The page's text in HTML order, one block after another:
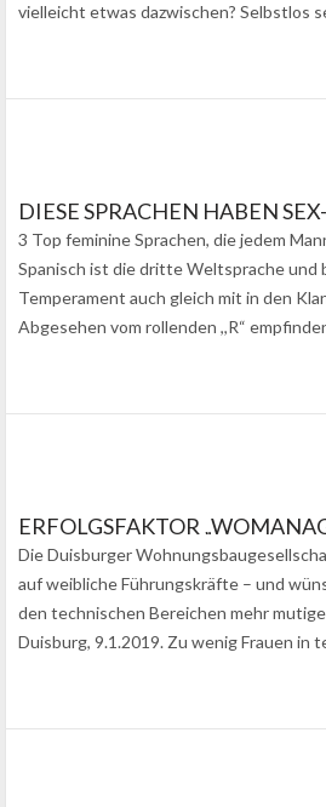
vielleicht etwas dazwischen? Selbstlos
DIESE SPRACHEN HABEN
3 Top feminine Sprachen, die jedem
Spanisch ist die dritte Weltsprache und
Temperament auch gleich mit in den
Abgesehen vom rollenden ,,R“
ERFOLGSFAKTOR
Die Duisburger
auf weibliche Führungskräfte – und
den technischen Bereichen mehr
Duisburg, 9.1.2019. Zu wenig Frauen in
geht….